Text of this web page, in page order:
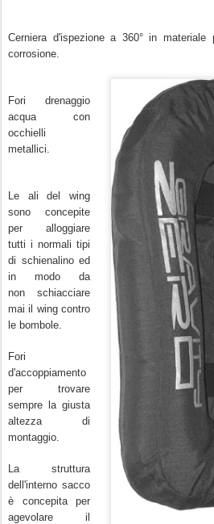
Cerniera d'ispezione a 360° in
corrosione.
Fori drenaggio
acqua con
occhielli
metallici.
Le ali del wing
sono concepite
per alloggiare
tutti i normali tipi
di schienalino ed
in modo da
non schiacciare
mai il wing contro
le bombole.
Fori
d'accoppiamento
per trovare
sempre la giusta
altezza di
montaggio.
La struttura
dell'interno sacco
è concepita per
agevolare il